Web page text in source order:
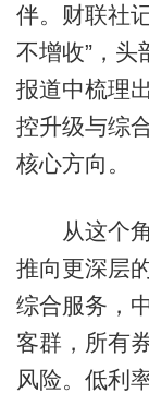
伴。财联社
不增收”，头
报道中梳理
控升级与综
核心方向。
从这个角
推向更深层
综合服务，
客群，所有
风险。低利